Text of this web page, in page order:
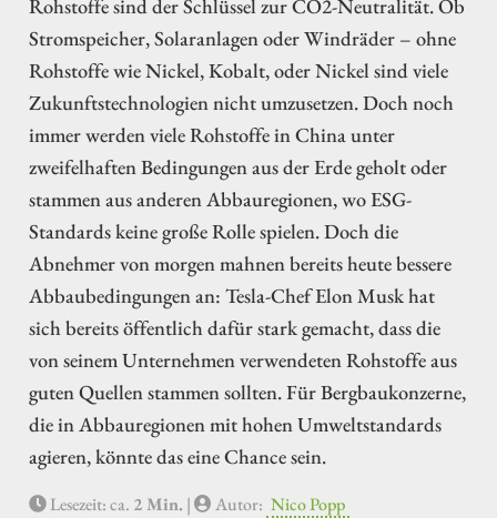
Stromspeicher, Solaranlagen oder Windräder – ohne
Rohstoffe wie Nickel, Kobalt, oder Nickel sind viele
Zukunftstechnologien nicht umzusetzen. Doch noch
immer werden viele Rohstoffe in China unter
zweifelhaften Bedingungen aus der Erde geholt oder
stammen aus anderen Abbauregionen, wo ESG-
Standards keine große Rolle spielen. Doch die
Abnehmer von morgen mahnen bereits heute bessere
Abbaubedingungen an: Tesla-Chef Elon Musk hat
sich bereits öffentlich dafür stark gemacht, dass die
von seinem Unternehmen verwendeten Rohstoffe aus
guten Quellen stammen sollten. Für Bergbaukonzerne,
die in Abbauregionen mit hohen Umweltstandards
agieren, könnte das eine Chance sein.
Lesezeit: ca. 2 Min. | Autor: Nico Popp